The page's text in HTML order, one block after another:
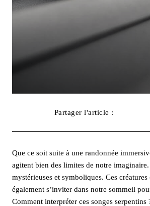
Partager l'article :
Que ce soit suite à une randonnée
agitent bien des limites de notre
mystérieuses et symboliques. Ces
également s’inviter dans notre sommeil
Comment interpréter ces songes serpentins